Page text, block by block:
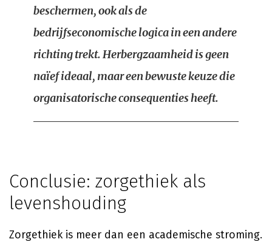
beschermen, ook als de
bedrijfseconomische logica in een andere
richting trekt. Herbergzaamheid is geen
naïef ideaal, maar een bewuste keuze die
organisatorische consequenties heeft.
Conclusie: zorgethiek als
levenshouding
Zorgethiek is meer dan een academische stroming.